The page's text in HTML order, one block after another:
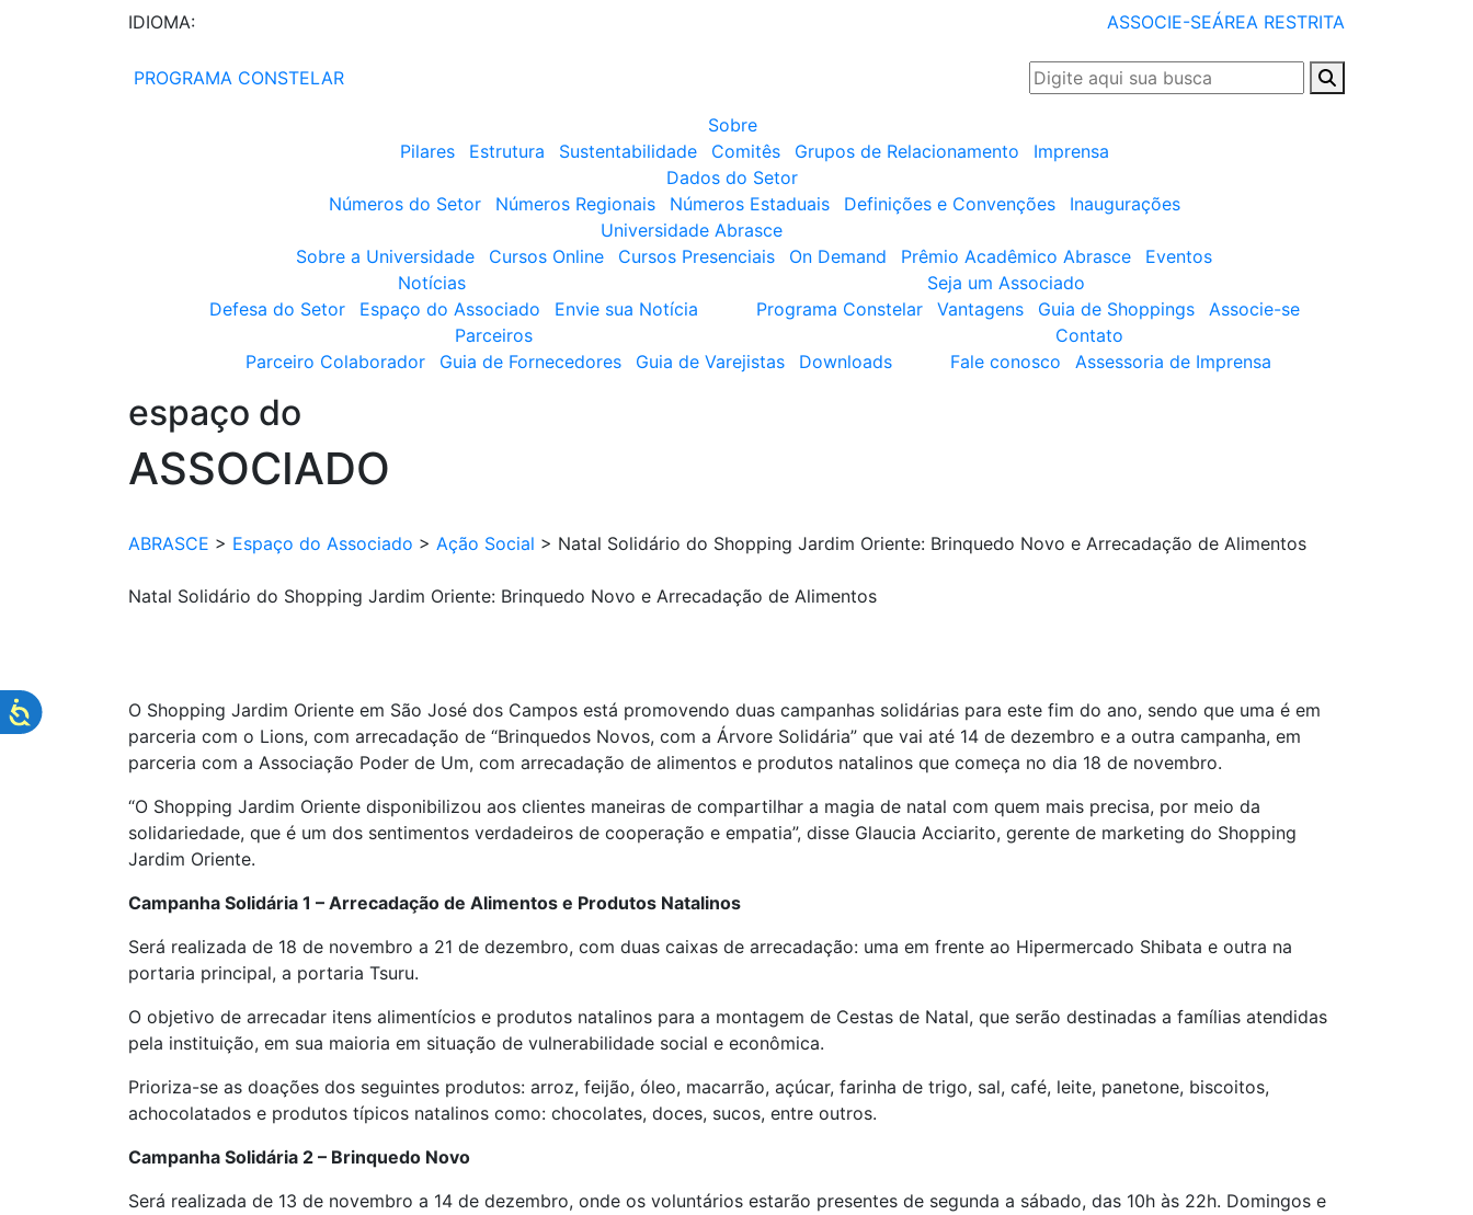
IDIOMA: ASSOCIE-SEÁREA RESTRITA
PROGRAMA CONSTELAR
Sobre
Pilares
Estrutura Sustentabilidade Comitês Grupos de Relacionamento
Imprensa
Dados do Setor
Números do Setor
Números Regionais Números Estaduais Definições e Convenções
Inaugurações
Universidade Abrasce
Sobre a Universidade
Cursos Online Cursos Presenciais On Demand Prêmio Acadêmico Abrasce
Eventos
Notícias
Defesa do Setor
Espaço do Associado Envie sua Notícia
Seja um Associado
Programa Constelar
Vantagens Guia de Shoppings
Associe-se
Parceiros
Parceiro Colaborador
Guia de Fornecedores Guia de Varejistas Downloads
Contato
Fale conosco
Assessoria de Imprensa
espaço do
ASSOCIADO
ABRASCE > Espaço do Associado > Ação Social > Natal Solidário do Shopping Jardim Oriente: Brinquedo Novo e Arrecadação de Alimentos
Natal Solidário do Shopping Jardim Oriente: Brinquedo Novo e Arrecadação de Alimentos
O Shopping Jardim Oriente em São José dos Campos está promovendo duas campanhas solidárias para este fim do ano, sendo que uma é em
parceria com o Lions, com arrecadação de “Brinquedos Novos, com a Árvore Solidária” que vai até 14 de dezembro e a outra campanha, em
parceria com a Associação Poder de Um, com arrecadação de alimentos e produtos natalinos que começa no dia 18 de novembro.
“O Shopping Jardim Oriente disponibilizou aos clientes maneiras de compartilhar a magia de natal com quem mais precisa, por meio da
solidariedade, que é um dos sentimentos verdadeiros de cooperação e empatia”, disse Glaucia Acciarito, gerente de marketing do Shopping
Jardim Oriente.
Campanha Solidária 1 – Arrecadação de Alimentos e Produtos Natalinos
Será realizada de 18 de novembro a 21 de dezembro, com duas caixas de arrecadação: uma em frente ao Hipermercado Shibata e outra na
portaria principal, a portaria Tsuru.
O objetivo de arrecadar itens alimentícios e produtos natalinos para a montagem de Cestas de Natal, que serão destinadas a famílias atendidas
pela instituição, em sua maioria em situação de vulnerabilidade social e econômica.
Prioriza-se as doações dos seguintes produtos: arroz, feijão, óleo, macarrão, açúcar, farinha de trigo, sal, café, leite, panetone, biscoitos,
achocolatados e produtos típicos natalinos como: chocolates, doces, sucos, entre outros.
Campanha Solidária 2 – Brinquedo Novo
Será realizada de 13 de novembro a 14 de dezembro, onde os voluntários estarão presentes de segunda a sábado, das 10h às 22h. Domingos e